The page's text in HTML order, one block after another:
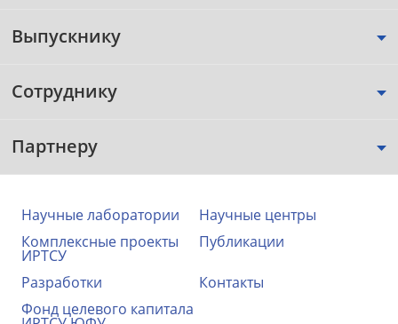
Выпускнику
Сотруднику
Партнеру
Научные лаборатории
Научные центры
Комплексные проекты
ИРТСУ
Публикации
Разработки
Контакты
Фонд целевого капитала